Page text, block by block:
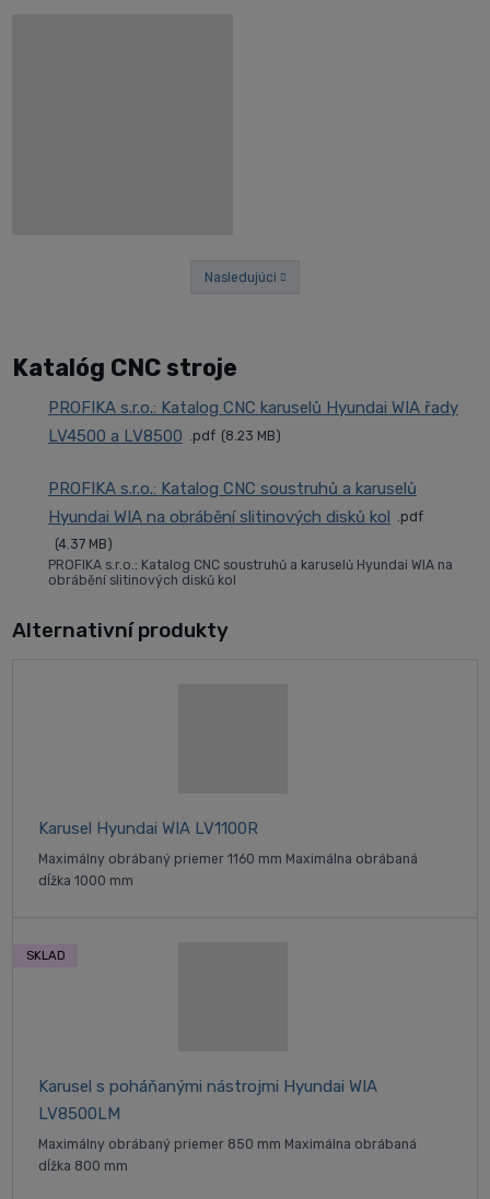
Nasledujúci
Katalóg CNC stroje
PROFIKA s.r.o.: Katalog CNC karuselů Hyundai WIA řady
LV4500 a LV8500
pdf 8.23 MB
PROFIKA s.r.o.: Katalog CNC soustruhů a karuselů
Hyundai WIA na obrábění slitinových disků kol
pdf
4.37 MB
PROFIKA s.r.o.: Katalog CNC soustruhů a karuselů Hyundai WIA na
obrábění slitinových disků kol
Alternativní produkty
Karusel Hyundai WIA LV1100R
Maximálny obrábaný priemer 1160 mm Maximálna obrábaná
dĺžka 1000 mm
Karusel s poháňanými nástrojmi Hyundai WIA
LV8500LM
Maximálny obrábaný priemer 850 mm Maximálna obrábaná
dĺžka 800 mm
SKLAD